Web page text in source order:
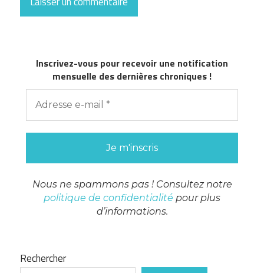
Inscrivez-vous pour recevoir une notification
mensuelle des dernières chroniques !
Nous ne spammons pas ! Consultez notre
politique de confidentialité pour plus
d’informations.
Rechercher